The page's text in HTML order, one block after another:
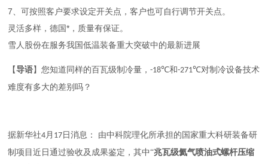
7、可按照客户要求设定开关点，客户也可自行调节开关点。
灵活多样，德国*，质量有保证。
雪人股份在服务我国低温装备重大突破中的最新进展
【导语】您知道同样的百瓦级制冷量 ，-18℃和-271℃对制冷设备技术
难度有多大的差别吗？
据新华社4月 17 日消息： 由中科院理化所承担的国家重大科研装备研
制项目近日通过验收及成果鉴定，其中“兆瓦级氦气喷油式螺杆压缩